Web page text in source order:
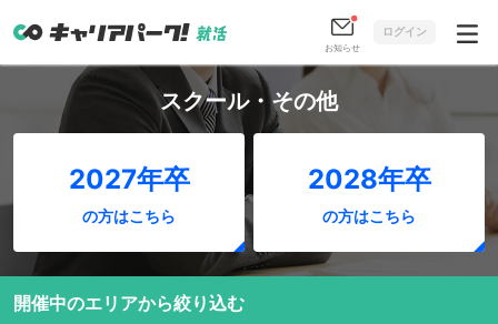
お知らせ
ログイン
スクール・その他
2027年卒
の方はこちら
2028年卒
の方はこちら
開催中のエリアから絞り込む